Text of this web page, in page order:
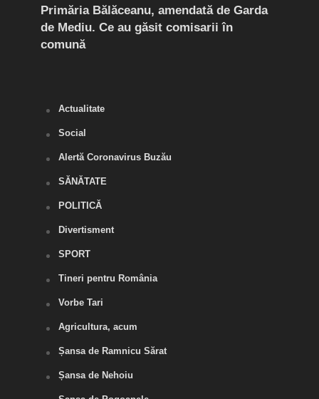
Primăria Bălăceanu, amendată de Garda
de Mediu. Ce au găsit comisarii în
comună
Actualitate
Social
Alertă Coronavirus Buzău
SĂNĂTATE
POLITICĂ
Divertisment
SPORT
Tineri pentru România
Vorbe Tari
Agricultura, acum
Șansa de Ramnicu Sărat
Șansa de Nehoiu